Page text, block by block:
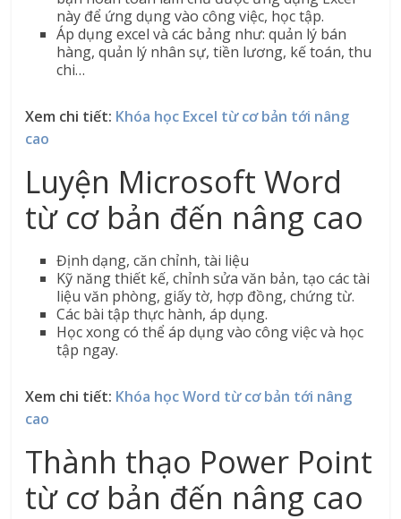
này để ứng dụng vào công việc, học tập.
Áp dụng excel và các bảng như: quản lý bán
hàng, quản lý nhân sự, tiền lương, kế toán, thu
chi…
Xem chi tiết: Khóa học Excel từ cơ bản tới nâng
cao
Luyện Microsoft Word
từ cơ bản đến nâng cao
Định dạng, căn chỉnh, tài liệu
Kỹ năng thiết kế, chỉnh sửa văn bản, tạo các tài
liệu văn phòng, giấy tờ, hợp đồng, chứng từ.
Các bài tập thực hành, áp dụng.
Học xong có thể áp dụng vào công việc và học
tập ngay.
Xem chi tiết: Khóa học Word từ cơ bản tới nâng
cao
Thành thạo Power Point
từ cơ bản đến nâng cao